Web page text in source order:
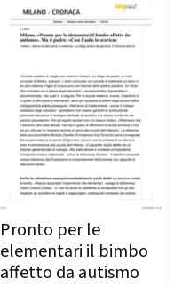
Pronto per le
elementari il bimbo
affetto da autismo